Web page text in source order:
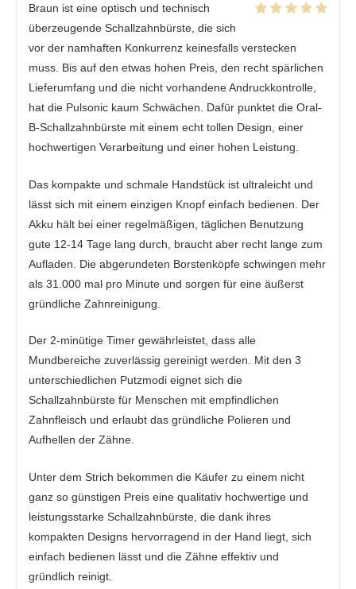
Braun ist eine optisch und technisch
überzeugende Schallzahnbürste, die sich
vor der namhaften Konkurrenz keinesfalls verstecken
muss. Bis auf den etwas hohen Preis, den recht spärlichen
Lieferumfang und die nicht vorhandene Andruckkontrolle,
hat die Pulsonic kaum Schwächen. Dafür punktet die Oral-
B-Schallzahnbürste mit einem echt tollen Design, einer
hochwertigen Verarbeitung und einer hohen Leistung.
Das kompakte und schmale Handstück ist ultraleicht und
lässt sich mit einem einzigen Knopf einfach bedienen. Der
Akku hält bei einer regelmäßigen, täglichen Benutzung
gute 12-14 Tage lang durch, braucht aber recht lange zum
Aufladen. Die abgerundeten Borstenköpfe schwingen mehr
als 31.000 mal pro Minute und sorgen für eine äußerst
gründliche Zahnreinigung.
Der 2-minütige Timer gewährleistet, dass alle
Mundbereiche zuverlässig gereinigt werden. Mit den 3
unterschiedlichen Putzmodi eignet sich die
Schallzahnbürste für Menschen mit empfindlichen
Zahnfleisch und erlaubt das gründliche Polieren und
Aufhellen der Zähne.
Unter dem Strich bekommen die Käufer zu einem nicht
ganz so günstigen Preis eine qualitativ hochwertige und
leistungsstarke Schallzahnbürste, die dank ihres
kompakten Designs hervorragend in der Hand liegt, sich
einfach bedienen lässt und die Zähne effektiv und
gründlich reinigt.